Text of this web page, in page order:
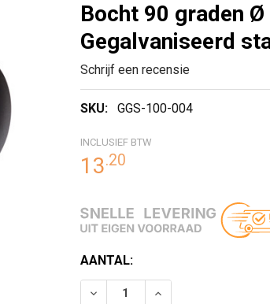
Bocht 90 graden
Gegalvaniseerd
Schrijf een recensie
SKU: GGS-100-004
INCLUSIEF BTW
13.20
HUIDIGE
VOORRAAD:
AANTAL:
VERLAAG AANTAL VAN
VERHOOG